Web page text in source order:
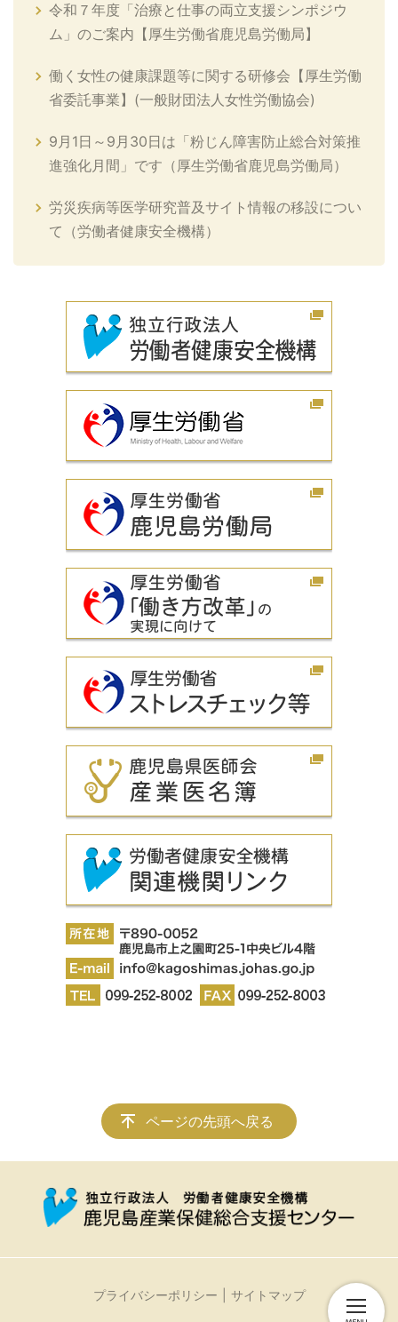
令和７年度「治療と仕事の両立支援シンポジウ
ム」のご案内【厚生労働省鹿児島労働局】
働く女性の健康課題等に関する研修会【厚生労働
省委託事業】(一般財団法人女性労働協会)
9月1日～9月30日は「粉じん障害防止総合対策推
進強化月間」です（厚生労働省鹿児島労働局）
労災疾病等医学研究普及サイト情報の移設につい
て（労働者健康安全機構）
ページの先頭へ戻る
プライバシーポリシー サイトマップ